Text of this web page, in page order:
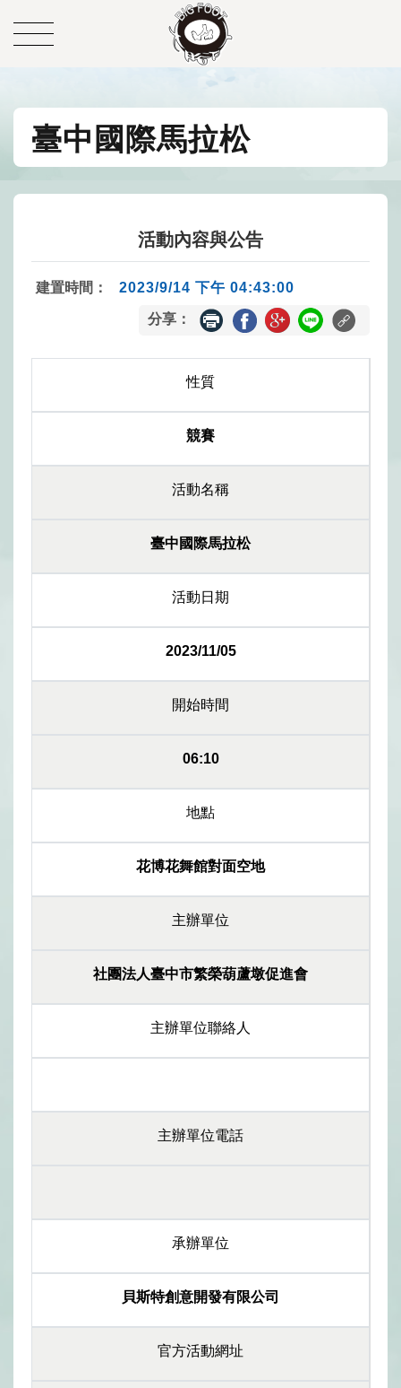
臺中國際馬拉松
活動內容與公告
建置時間： 2023/9/14 下午 04:43:00
分享：
性質
競賽
活動名稱
臺中國際馬拉松
活動日期
2023/11/05
開始時間
06:10
地點
花博花舞館對面空地
主辦單位
社團法人臺中市繁榮葫蘆墩促進會
主辦單位聯絡人
主辦單位電話
承辦單位
貝斯特創意開發有限公司
官方活動網址